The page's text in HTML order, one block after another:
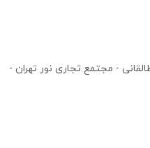
- مجتمع تجاری نور تهران -